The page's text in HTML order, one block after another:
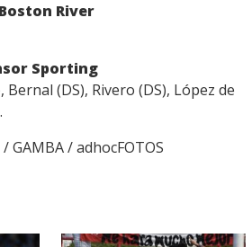
River
Sporting
Bernal (DS), Rivero (DS), López de
GAMBA / adhocFOTOS